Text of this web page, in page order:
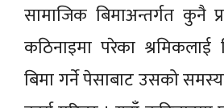
सामाजिक बिमाअन्तर्गत कुनै
कठिनाइमा परेका श्रमिकलाई
बिमा गर्ने पेसाबाट उसको